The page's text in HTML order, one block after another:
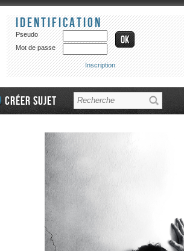
Identification
Pseudo
Mot de passe
Inscription
Créer sujet